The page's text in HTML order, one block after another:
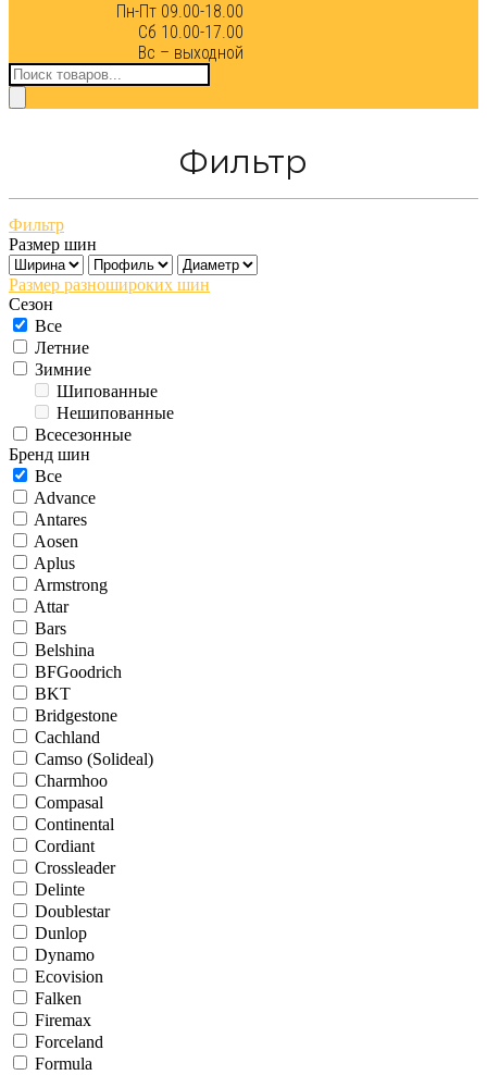
Пн-Пт 09.00-18.00
Сб 10.00-17.00
Вс – выходной
Поиск
товаров
Фильтр
Фильтр
Размер шин
Размер разношироких шин
Сезон
Все
Летние
Зимние
Шипованные
Нешипованные
Всесезонные
Бренд шин
Все
Advance
Antares
Aosen
Aplus
Armstrong
Attar
Bars
Belshina
BFGoodrich
BKT
Bridgestone
Cachland
Camso (Solideal)
Charmhoo
Compasal
Continental
Cordiant
Crossleader
Delinte
Doublestar
Dunlop
Dynamo
Ecovision
Falken
Firemax
Forceland
Formula